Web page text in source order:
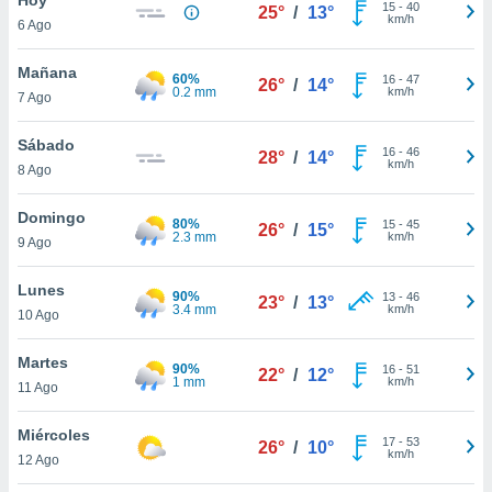
y
en
más
de
6 Ago
25° / 13° 15- 40
km/h
Mañana
7 Ago
60%
0.2 mm
26° / 14° 16- 47
km/h
Sábado
8 Ago
28° / 14° 16- 46
km/h
Domingo
9 Ago
80%
2.3 mm
26° / 15° 15- 45
km/h
Lunes
10 Ago
90%
3.4 mm
23° / 13° 13- 46
km/h
Martes
11 Ago
90%
1 mm
22° / 12° 16- 51
km/h
Miércoles
12 Ago
26° / 10° 17- 53
km/h